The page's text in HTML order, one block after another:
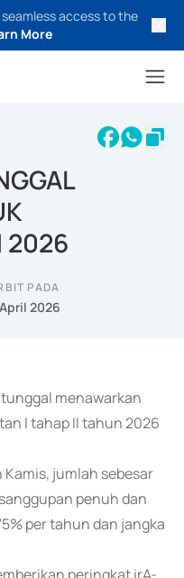
access to the
More
2026
PADA
2026
menawarkan
I tahap II tahun 2026
jumlah sebesar
penuh dan
per tahun dan jangka